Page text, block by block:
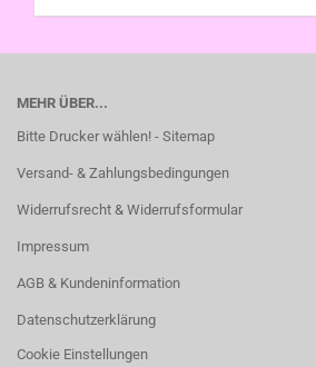
MEHR ÜBER...
Bitte Drucker wählen! - Sitemap
Versand- & Zahlungsbedingungen
Widerrufsrecht & Widerrufsformular
Impressum
AGB & Kundeninformation
Datenschutzerklärung
Cookie Einstellungen